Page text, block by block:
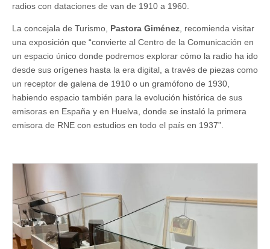
radios con dataciones de van de 1910 a 1960.
La concejala de Turismo, Pastora Giménez , recomienda visitar
una exposición que “convierte al Centro de la Comunicación en
un espacio único donde podremos explorar cómo la radio ha ido
desde sus orígenes hasta la era digital, a través de piezas como
un receptor de galena de 1910 o un gramófono de 1930,
habiendo espacio también para la evolución histórica de sus
emisoras en España y en Huelva, donde se instaló la primera
emisora de RNE con estudios en todo el país en 1937”.